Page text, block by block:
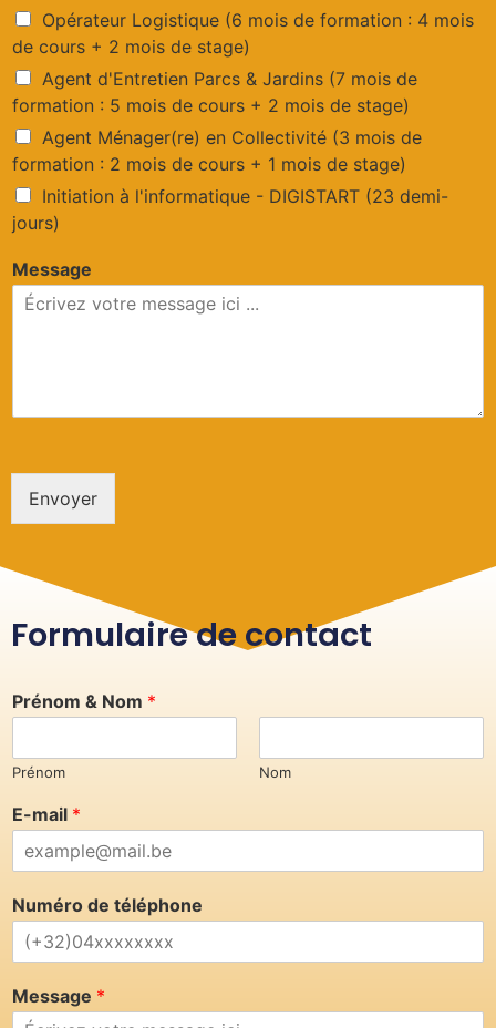
Opérateur Logistique (6 mois de formation : 4 mois
de cours + 2 mois de stage)
Agent d'Entretien Parcs & Jardins (7 mois de
formation : 5 mois de cours + 2 mois de stage)
Agent Ménager(re) en Collectivité (3 mois de
formation : 2 mois de cours + 1 mois de stage)
Initiation à l'informatique - DIGISTART (23 demi-
jours)
Message
Envoyer
Formulaire de contact
Prénom & Nom *
Prénom Nom
E-mail *
Numéro de téléphone
Message *